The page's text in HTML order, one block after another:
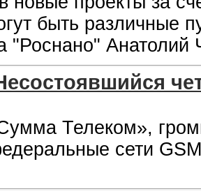
быть различные
"Роснано" Анатолий
Телеком»,
сети